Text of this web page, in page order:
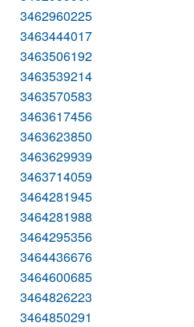
3462960225
3463444017
3463506192
3463539214
3463570583
3463617456
3463623850
3463629939
3463714059
3464281945
3464281988
3464295356
3464436676
3464600685
3464826223
3464850291